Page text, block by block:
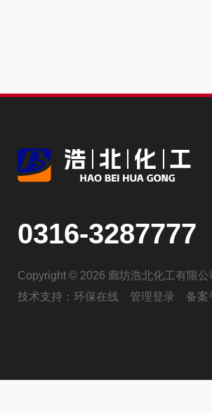
0316-3287777
Copyright © 2026 廊坊浩北化工有限公
技术支持： 环保在线 管理登录 备案